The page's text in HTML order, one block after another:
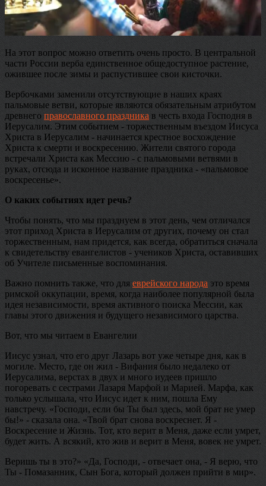
На этот вопрос можно ответить очень просто. В центральной
части России верба единственное общедоступное растение,
ожившее после зимы и распустившее свои кисточки.
Вербочками заменили отсутствующие в наших краях
пальмовые ветви, которые являются обязательным атрибутом
древнего православного праздника в честь входа Господня в
Иерусалим. Этим событием - торжественным въездом Иисуса
Христа в Иерусалим - начинается крестное восхождение
Христа к смерти и воскресению. Жители святого города
встречали Христа как Мессию - с пальмовыми ветвями в
руках, отсюда и исконное название праздника - «пальмовое
воскресенье».
О каких событиях идет речь?
Чтобы понять, что мы празднуем в этот день, чем отличался
этот приход Христа в Иерусалим от других, почему он стал
торжественным, нам придется, как всегда, обратиться сначала
к свидетельству евангелистов - учеников Христа, оставивших
об Учителе письменные воспоминания.
Важно помнить также, что для еврейского народа это время
римской оккупации, время, когда наиболее популярной была
идея независимости, время активного поиска Мессии, как
главы этого движения и будущего независимого царства.
Вот, что мы читаем в Евангелии
Иисус узнал, что его друг Лазарь вот уже четыре дня, как в
могиле. Место, где он жил - Вифания было недалеко от
Иерусалима, верстах в двух и много иудеев пришло
погоревать с сестрами Лазаря Марфой и Марией. Марфа, как
только услышала, что Иисус идет к ним, пошла Ему
навстречу. «Господи, если бы Ты был здесь, мой брат не умер
бы!» - сказала она. «Твой брат снова воскреснет. Я -
Воскресение и Жизнь. Тот, кто верит в Меня, даже если умрет,
будет жить. А всякий, кто жив и верит в Меня, вовек не умрет.
Веришь ты в это?» «Да, Господи, - отвечает она, - Я верю, что
Ты - Помазанник, Сын Бога, который должен прийти в мир».